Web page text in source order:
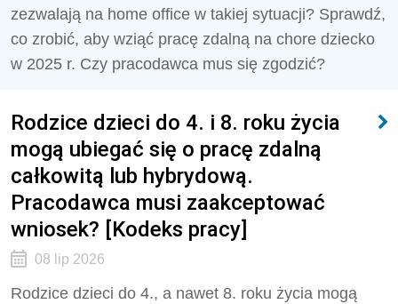
zezwalają na home office w takiej sytuacji? Sprawdź,
co zrobić, aby wziąć pracę zdalną na chore dziecko
w 2025 r. Czy pracodawca mus się zgodzić?
Rodzice dzieci do 4. i 8. roku życia
mogą ubiegać się o pracę zdalną
całkowitą lub hybrydową.
Pracodawca musi zaakceptować
wniosek? [Kodeks pracy]
08 lip 2026
Rodzice dzieci do 4., a nawet 8. roku życia mogą